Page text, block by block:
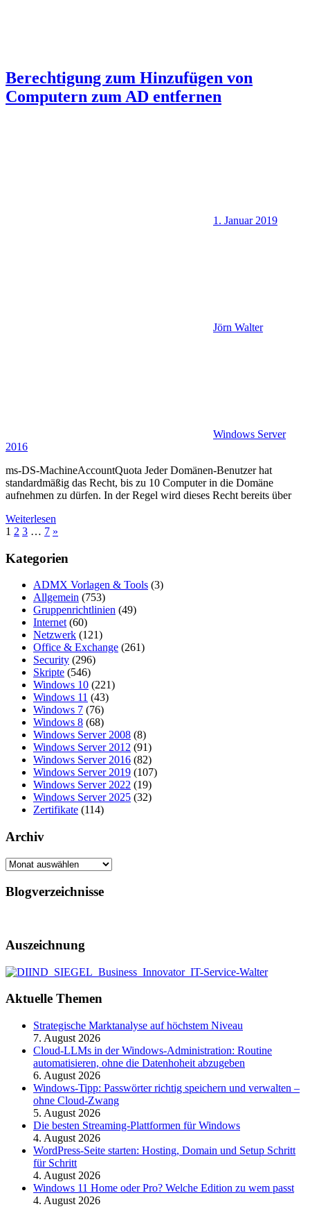
Berechtigung zum Hinzufügen von
Computern zum AD entfernen
1. Januar 2019
Jörn Walter
Windows Server
2016
ms-DS-MachineAccountQuota Jeder Domänen-Benutzer hat
standardmäßig das Recht, bis zu 10 Computer in die Domäne
aufnehmen zu dürfen. In der Regel wird dieses Recht bereits über
Weiterlesen
Seitennummerierung
der
Beiträge
1 2 3 … 7 Nächste
»
Kategorien
ADMX Vorlagen & Tools (3)
Allgemein (753)
Gruppenrichtlinien (49)
Internet (60)
Netzwerk (121)
Office & Exchange (261)
Security (296)
Skripte (546)
Windows 10 (221)
Windows 11 (43)
Windows 7 (76)
Windows 8 (68)
Windows Server 2008 (8)
Windows Server 2012 (91)
Windows Server 2016 (82)
Windows Server 2019 (107)
Windows Server 2022 (19)
Windows Server 2025 (32)
Zertifikate (114)
Archiv
Archiv
Blogverzeichnisse
Auszeichnung
Aktuelle Themen
Strategische Marktanalyse auf höchstem Niveau
7. August 2026
Cloud-LLMs in der Windows-Administration: Routine
automatisieren, ohne die Datenhoheit abzugeben
6. August 2026
Windows-Tipp: Passwörter richtig speichern und verwalten –
ohne Cloud-Zwang
5. August 2026
Die besten Streaming-Plattformen für Windows
4. August 2026
WordPress-Seite starten: Hosting, Domain und Setup Schritt
für Schritt
4. August 2026
Windows 11 Home oder Pro? Welche Edition zu wem passt
4. August 2026